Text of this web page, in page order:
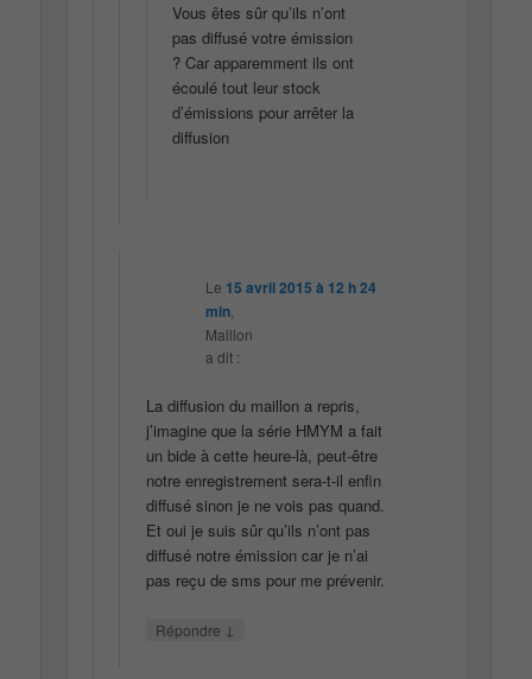
Vous êtes sûr qu’ils n’ont
pas diffusé votre émission
? Car apparemment ils ont
écoulé tout leur stock
d’émissions pour arrêter la
diffusion
Le 15 avril 2015 à 12 h 24
min,
Maillon
a dit :
La diffusion du maillon a repris,
j’imagine que la série HMYM a fait
un bide à cette heure-là, peut-être
notre enregistrement sera-t-il enfin
diffusé sinon je ne vois pas quand.
Et oui je suis sûr qu’ils n’ont pas
diffusé notre émission car je n’ai
pas reçu de sms pour me prévenir.
Répondre ↓